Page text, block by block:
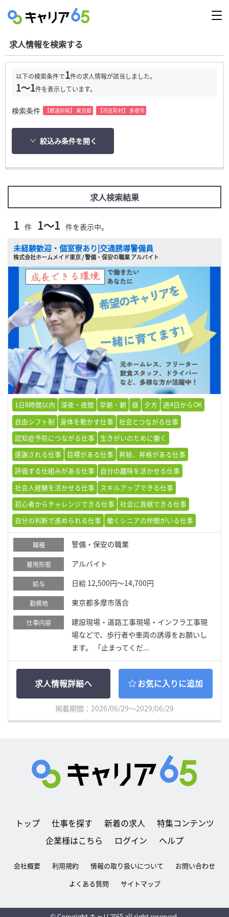
求人情報を検索する
以下の検索条件で1件の求人情報が該当しました。
1～1件を表示しています。
検索条件 【都道府県】 東京都 【市区町村】 多摩市
絞込み条件を開く
求人検索結果
1 件 1～1 件を表示中。
未経験歓迎・個室寮あり|交通誘導警備員
株式会社ホームメイド東京 / 警備・保安の職業 アルバイト
1日8時間以内 深夜・夜間 早朝・朝 昼 夕方
週4日からOK
自由シフト制
身体を動かす仕事
社会とつながる仕事
認知症予防につながる仕事
生きがいのために働く
感謝される仕事
目標がある仕事
昇給、昇格がある仕事
評価する仕組みがある仕事
自分の趣味を活かせる仕事
社会人経験を活かせる仕事
スキルアップできる仕事
初心者からチャレンジできる仕事
社会に貢献できる仕事
自分の判断で進められる仕事
働くシニアの仲間がいる仕事
職種 警備・保安の職業
雇用形態 アルバイト
給与 日給 12,500円～14,700円
勤務地 東京都多摩市落合
仕事内容
建設現場・道路工事現場・インフラ工事現
場などで、歩行者や車両の誘導をお願いし
ます。 「止まってくだ...
求人情報詳細へ お気に入りに追加
掲載期間：2026/06/29～2029/06/29
トップ 仕事を探す 新着の求人
特集コンテンツ
企業様はこちら
ログイン ヘルプ
会社概要 利用規約 情報の取り扱いについて
お問い合わせ
よくある質問
サイトマップ